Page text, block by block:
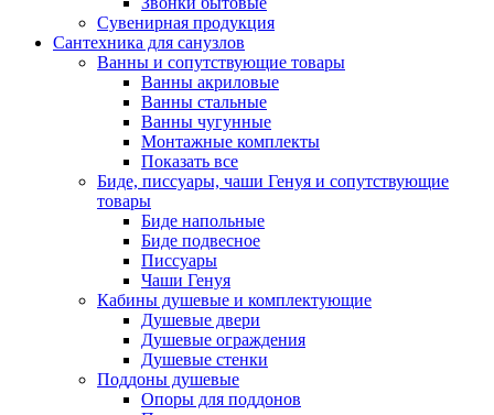
Сувенирная продукция
Сантехника для санузлов
Ванны и сопутствующие товары
Ванны акриловые
Ванны стальные
Ванны чугунные
Монтажные комплекты
Показать все
Биде, писсуары, чаши Генуя и сопутствующие
товары
Биде напольные
Биде подвесное
Писсуары
Чаши Генуя
Кабины душевые и комплектующие
Душевые двери
Душевые ограждения
Душевые стенки
Поддоны душевые
Опоры для поддонов